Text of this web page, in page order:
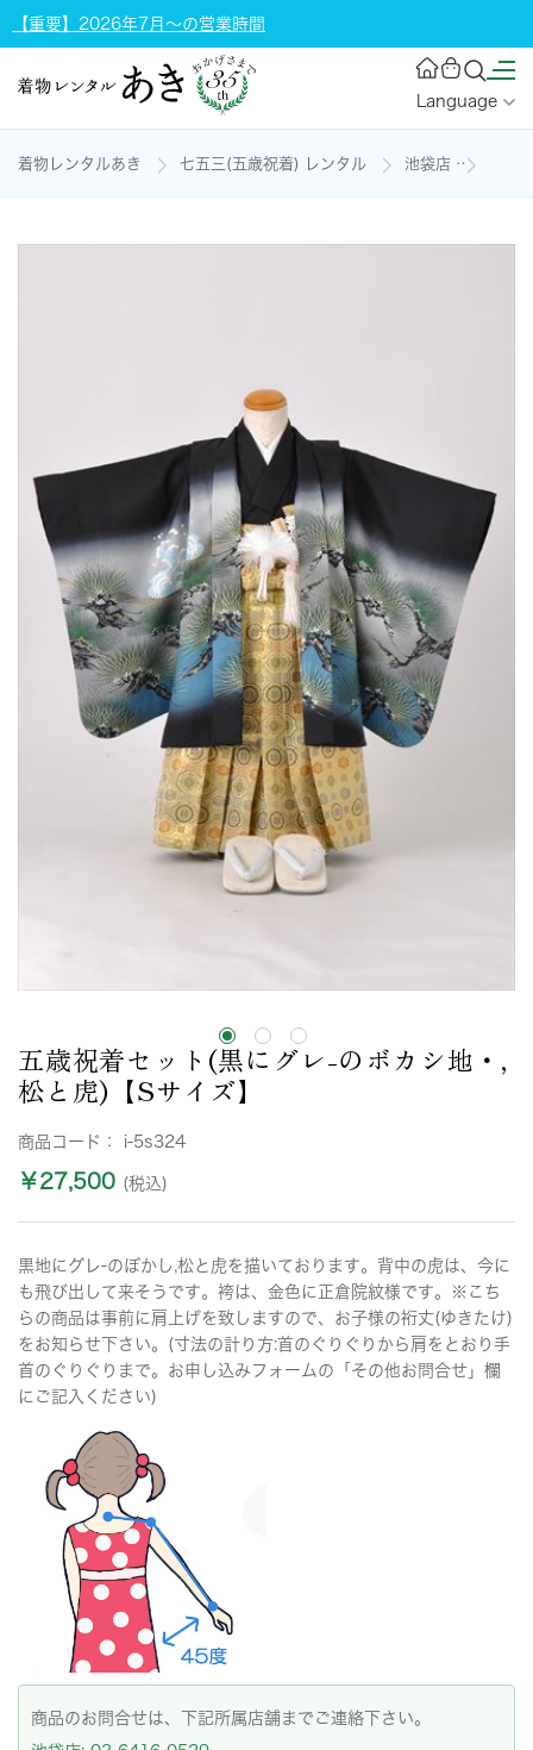
【重要】2026年7月～の営業時間
Language
着物レンタルあき 七五三(五歳祝着) レンタル 池袋店
五歳祝着セット(黒にグレ-のボカシ地・,
松と虎)【Sサイズ】
商品コード： i-5s324
￥27,500 (税込)
黒地にグレ-のぼかし,松と虎を描いております。背中の虎は、今に
も飛び出して来そうです。袴は、金色に正倉院紋様です。※こち
らの商品は事前に肩上げを致しますので、お子様の裄丈(ゆきたけ)
をお知らせ下さい。(寸法の計り方:首のぐりぐりから肩をとおり手
首のぐりぐりまで。お申し込みフォームの「その他お問合せ」欄
にご記入ください)
商品のお問合せは、下記所属店舗までご連絡下さい。